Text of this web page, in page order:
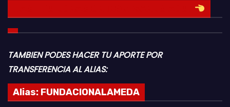
TAMBIEN PODES HACER TU APORTE POR
TRANSFERENCIA AL ALIAS:
Alias: FUNDACIONALAMEDA